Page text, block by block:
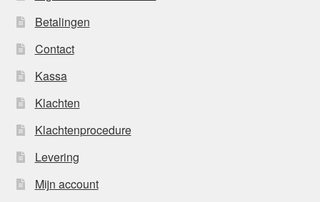
Betalingen
Contact
Kassa
Klachten
Klachtenprocedure
Levering
Mijn account